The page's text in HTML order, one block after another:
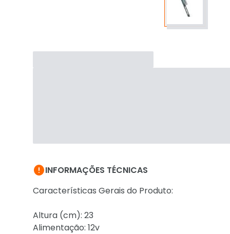
INFORMAÇÕES TÉCNICAS
Características Gerais do Produto:
Altura (cm): 23
Alimentação: 12v